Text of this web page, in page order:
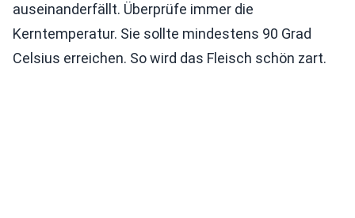
auseinanderfällt. Überprüfe immer die
Kerntemperatur. Sie sollte mindestens 90 Grad
Celsius erreichen. So wird das Fleisch schön zart.